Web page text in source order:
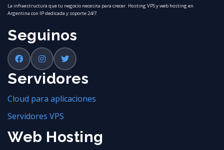
La infraestructura que tu negocio necesita para crecer. Hosting VPS y web hosting en
Argentina con IP dedicada y soporte 24/7.
Seguinos
Servidores
Cloud para aplicaciones
Servidores VPS
Web Hosting